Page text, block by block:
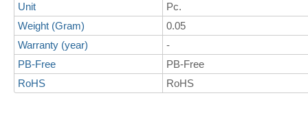
Unit
Pc.
Weight (Gram)
0.05
Warranty (year)
-
PB-Free
PB-Free
RoHS
RoHS